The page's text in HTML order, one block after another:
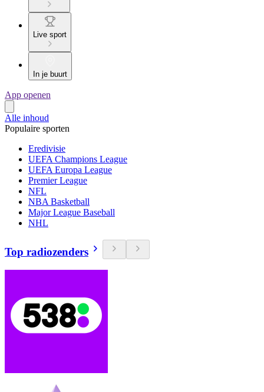
Live sport
In je buurt
App openen
Alle inhoud
Populaire sporten
Eredivisie
UEFA Champions League
UEFA Europa League
Premier League
NFL
NBA Basketball
Major League Baseball
NHL
Top radiozenders